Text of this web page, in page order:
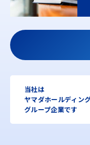
当社は
ヤマダホールディン
グループ企業です